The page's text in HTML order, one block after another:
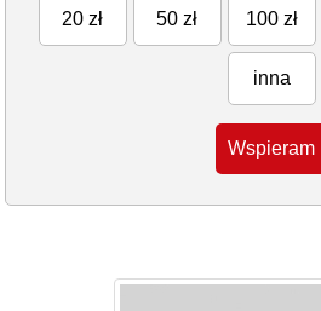
20 zł 50 zł 100 zł
inna
Wspieram